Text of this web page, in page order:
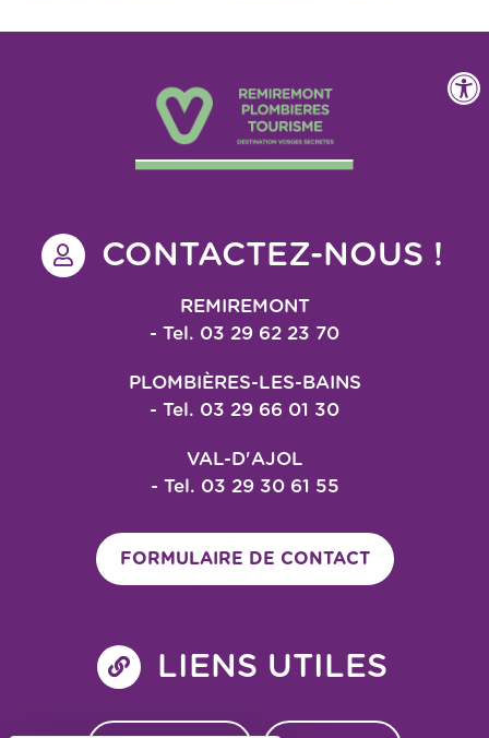
CONTACTEZ-NOUS !
REMIREMONT
- Tel. 03 29 62 23 70
PLOMBIÈRES-LES-BAINS
- Tel. 03 29 66 01 30
VAL-D'AJOL
- Tel. 03 29 30 61 55
FORMULAIRE DE CONTACT
LIENS UTILES